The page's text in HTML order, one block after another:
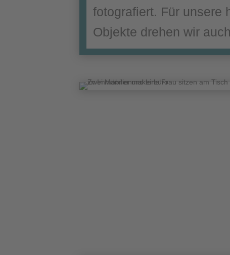
fotografiert. Für unsere
Objekte drehen wir